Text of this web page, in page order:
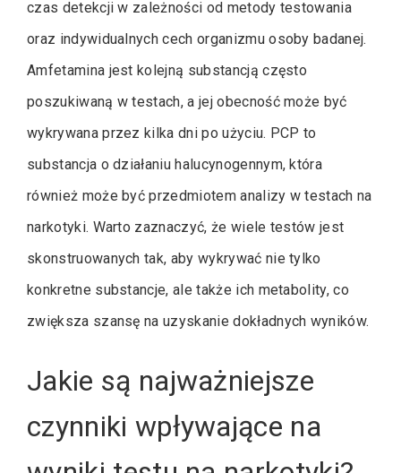
czas detekcji w zależności od metody testowania
oraz indywidualnych cech organizmu osoby badanej.
Amfetamina jest kolejną substancją często
poszukiwaną w testach, a jej obecność może być
wykrywana przez kilka dni po użyciu. PCP to
substancja o działaniu halucynogennym, która
również może być przedmiotem analizy w testach na
narkotyki. Warto zaznaczyć, że wiele testów jest
skonstruowanych tak, aby wykrywać nie tylko
konkretne substancje, ale także ich metabolity, co
zwiększa szansę na uzyskanie dokładnych wyników.
Jakie są najważniejsze
czynniki wpływające na